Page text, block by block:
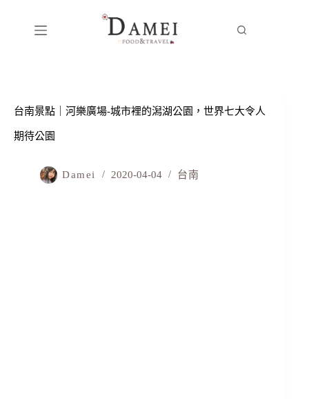
台南景點｜河樂廣場-城市裡的潟湖公園，世界七大令人
期待公園
Damei 2020-04-04 台南